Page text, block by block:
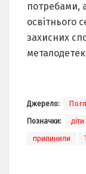
потребами,
освітнього
захисних
Джерело:
Позначки: діти
припинили